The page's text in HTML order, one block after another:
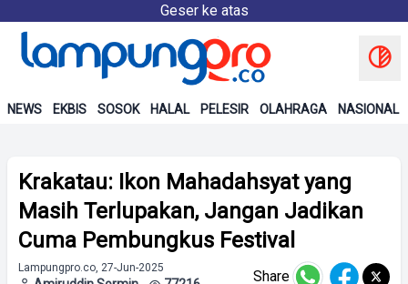
Geser ke atas
NEWS EKBIS SOSOK HALAL PELESIR OLAHRAGA NASIONAL
Krakatau: Ikon Mahadahsyat yang
Masih Terlupakan, Jangan Jadikan
Cuma Pembungkus Festival
Lampungpro.co, 27-Jun-2025 Share